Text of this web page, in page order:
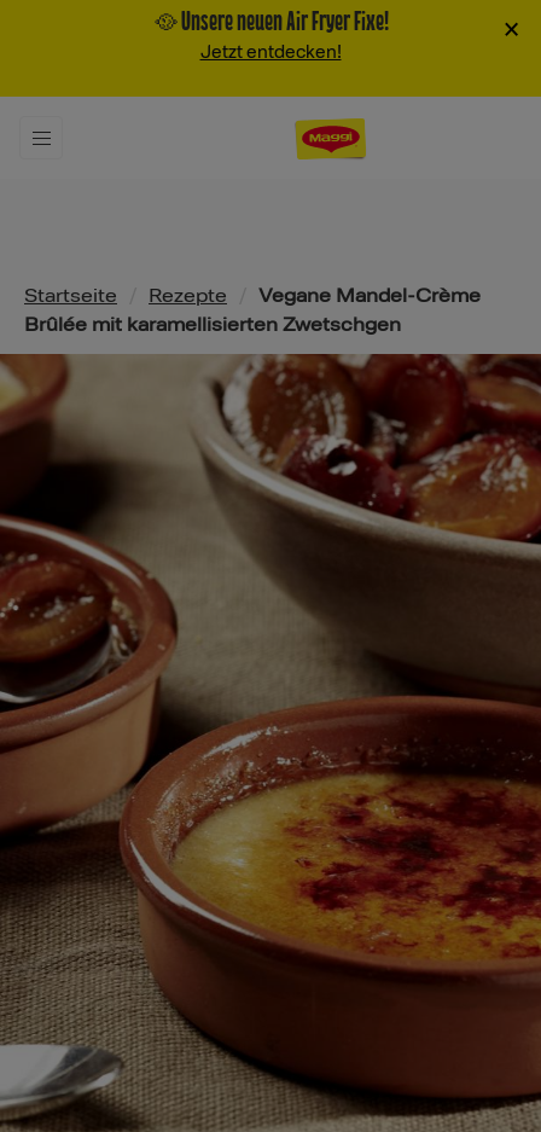
🥘 Unsere neuen Air Fryer Fixe!
Jetzt entdecken!
×
Pfadnavigation
Startseite Rezepte
Vegane Mandel-Crème
Brûlée mit karamellisierten Zwetschgen